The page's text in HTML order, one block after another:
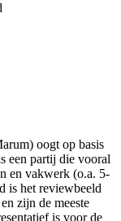
oogt op basis
een partij die vooral
en vakwerk (o.a. 5-
is het reviewbeeld
zijn de meeste
is voor de